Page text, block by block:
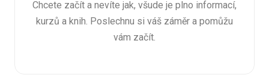
Chcete začít a nevíte jak, všude je plno informací,
kurzů a knih. Poslechnu si váš záměr a pomůžu
vám začít.